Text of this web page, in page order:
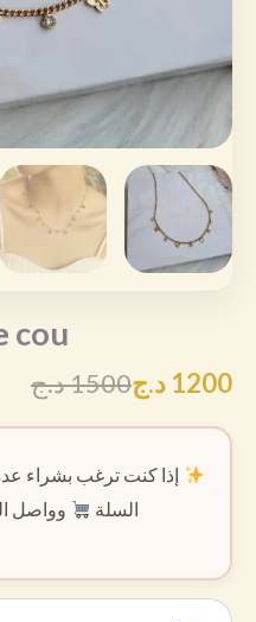
cou
1500د.ج 1200 د.ج
إذا كنت ترغب بشراء
السلة
وواصل